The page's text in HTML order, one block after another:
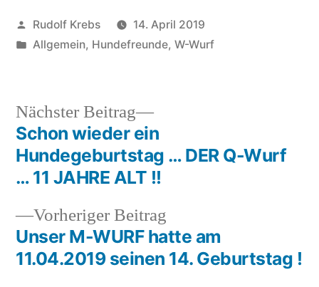
Veröffentlicht
von
Rudolf Krebs
14. April 2019
Veröffentlicht
Allgemein, Hundefreunde, W-Wurf
Beitragsnavigation
Vorheriger Beitrag
Beitrag:
Unser M-WURF hatte am
11.04.2019 seinen 14. Geburtstag !
Nächster Beitrag
Nächster
Beitrag:
Schon wieder ein
Hundegeburtstag … DER Q-Wurf
… 11 JAHRE ALT !!